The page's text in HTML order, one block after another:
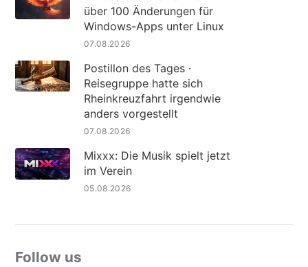
über 100 Änderungen für
Windows-Apps unter Linux
07.08.2026
Postillon des Tages ·
Reisegruppe hatte sich
Rheinkreuzfahrt irgendwie
anders vorgestellt
07.08.2026
Mixxx: Die Musik spielt jetzt
im Verein
05.08.2026
Follow us